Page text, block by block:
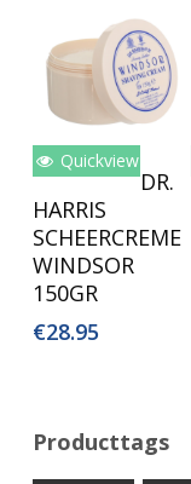
Toevoegen
Aan
Winkelwagen
Quickview
DR.
HARRIS
SCHEERCREME
WINDSOR
150GR
€28.95
Producttags